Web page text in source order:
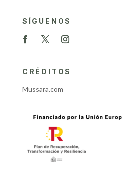
SÍGUENOS
CRÉDITOS
Mussara.com